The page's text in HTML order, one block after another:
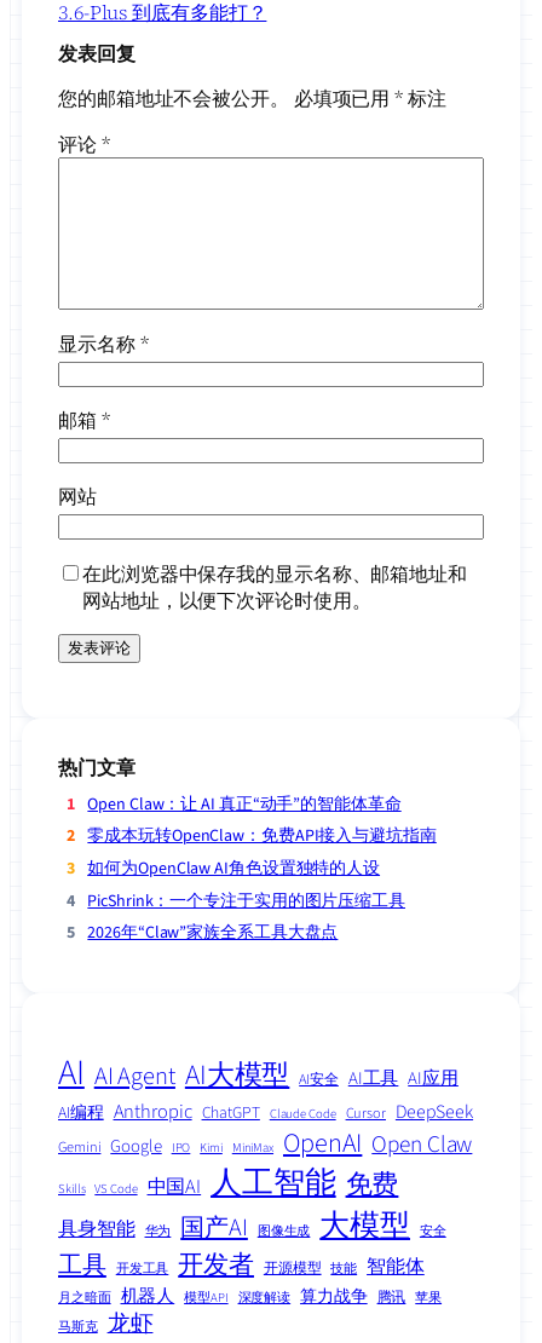
3.6-Plus 到底有多能打？
发表回复
您的邮箱地址不会被公开。
必填项已用*标注
评论*
显示名称*
邮箱 *
网站
在此浏览器中保存我的显示名称、邮箱地址和
网站地址，以便下次评论时使用。
热门文章
Open Claw：让 AI 真正“动手”的智能体革命
零成本玩转OpenClaw：免费API接入与避坑指南
如何为OpenClaw AI角色设置独特的人设
PicShrink：一个专注于实用的图片压缩工具
2026年“Claw”家族全系工具大盘点
AI AI Agent AI大模型 AI安全 AI工具 AI应用
AI编程 Anthropic ChatGPT Claude Code Cursor DeepSeek
Gemini Google IPO Kimi MiniMax OpenAI Open Claw
Skills VS Code 中国AI 人工智能 免费
具身智能 华为 国产AI 图像生成 大模型 安全
工具 开发工具 开发者 开源模型 技能 智能体
月之暗面 机器人 模型API 深度解读 算力战争 腾讯 苹果
马斯克 龙虾